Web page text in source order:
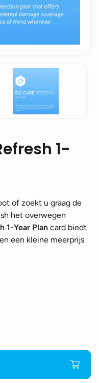
1-
of zoekt u graag de
het overwegen
1-Year Plan card biedt
een kleine meerprijs